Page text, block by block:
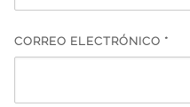
CORREO ELECTRÓNICO *